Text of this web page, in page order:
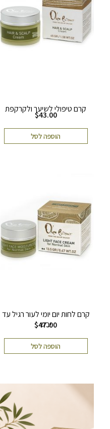
קרם טיפולי לשיער ולקרקפת
$43.00
הוספה לסל
קרם לחות יום יומי לעור רגיל עד
יבש$47.00
הוספה לסל